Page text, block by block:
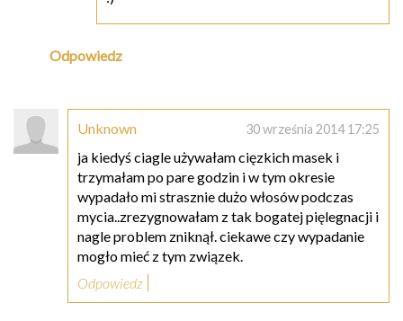
Odpowiedz
Unknown 30 września 2014 17:25
ja kiedyś ciagle używałam cięzkich masek i
trzymałam po pare godzin i w tym okresie
wypadało mi strasznie dużo włosów podczas
mycia..zrezygnowałam z tak bogatej pięlegnacji i
nagle problem zniknął. ciekawe czy wypadanie
mogło mieć z tym związek.
Odpowiedz